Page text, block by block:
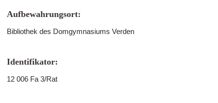
Aufbewahrungsort:
Bibliothek des Domgymnasiums Verden
Identifikator:
12 006 Fa 3/Rat